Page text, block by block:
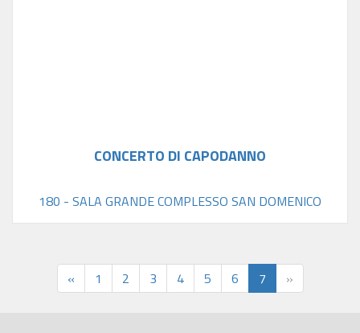
CONCERTO DI CAPODANNO
180 - SALA GRANDE COMPLESSO SAN DOMENICO
« 1 2 3 4 5 6 7 »